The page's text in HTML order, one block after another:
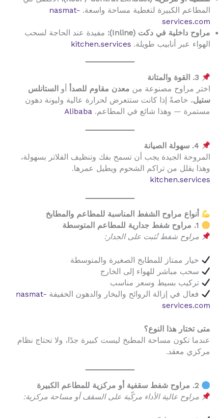
المطاعم الكبيرة لتغطية مساحة واسعة. nasmat-
services.com
مراوح داخلية في دكت (Inline):
مفيدة عند الحاجة لسحب
الهواء عبر أنابيب طويلة. kitchen.services
3. القوة والمتانة
اختر مراوح مصنوعة من معدن مقاوم للصدأ أو
الستانلس
ستيل، خاصةً إذا كانت ستتعرض لحرارة عالية وليونة دهون
مستمرة — وهذا شائع في المطاعم. Alibaba
4. سهولة الصيانة
المروحة الجيدة يجب أن تسمح بفك وتنظيف الفلاتر بسهولة،
وهذا يقلل من تراكم الشحوم ويطيل عمرها.
kitchen.services
أنواع مراوح الشفط المناسبة للمطاعم والمطابخ
1. مراوح شفط جدارية للمطاعم المتوسطة
مراوح شفط تُثبت على الجدار:
خيار ممتاز للمطابخ الصغيرة والمتوسطة
سحب مباشر للهواء إلى الخارج
تركيب بسيط وسعر مناسب
فعال في إزالة الروائح والبخار والدهون الخفيفة nasmat-
services.com
متى تختار هذا النوع؟
عندما تكون مساحة المطبخ ليست كبيرة جدًا، ولا تحتاج نظام
مركزي معقد.
2. مراوح شفط سقفية أو مركزية للمطاعم الكبيرة
مراوح عالية الأداء مركّبة على السقف أو مساحة مركزية: